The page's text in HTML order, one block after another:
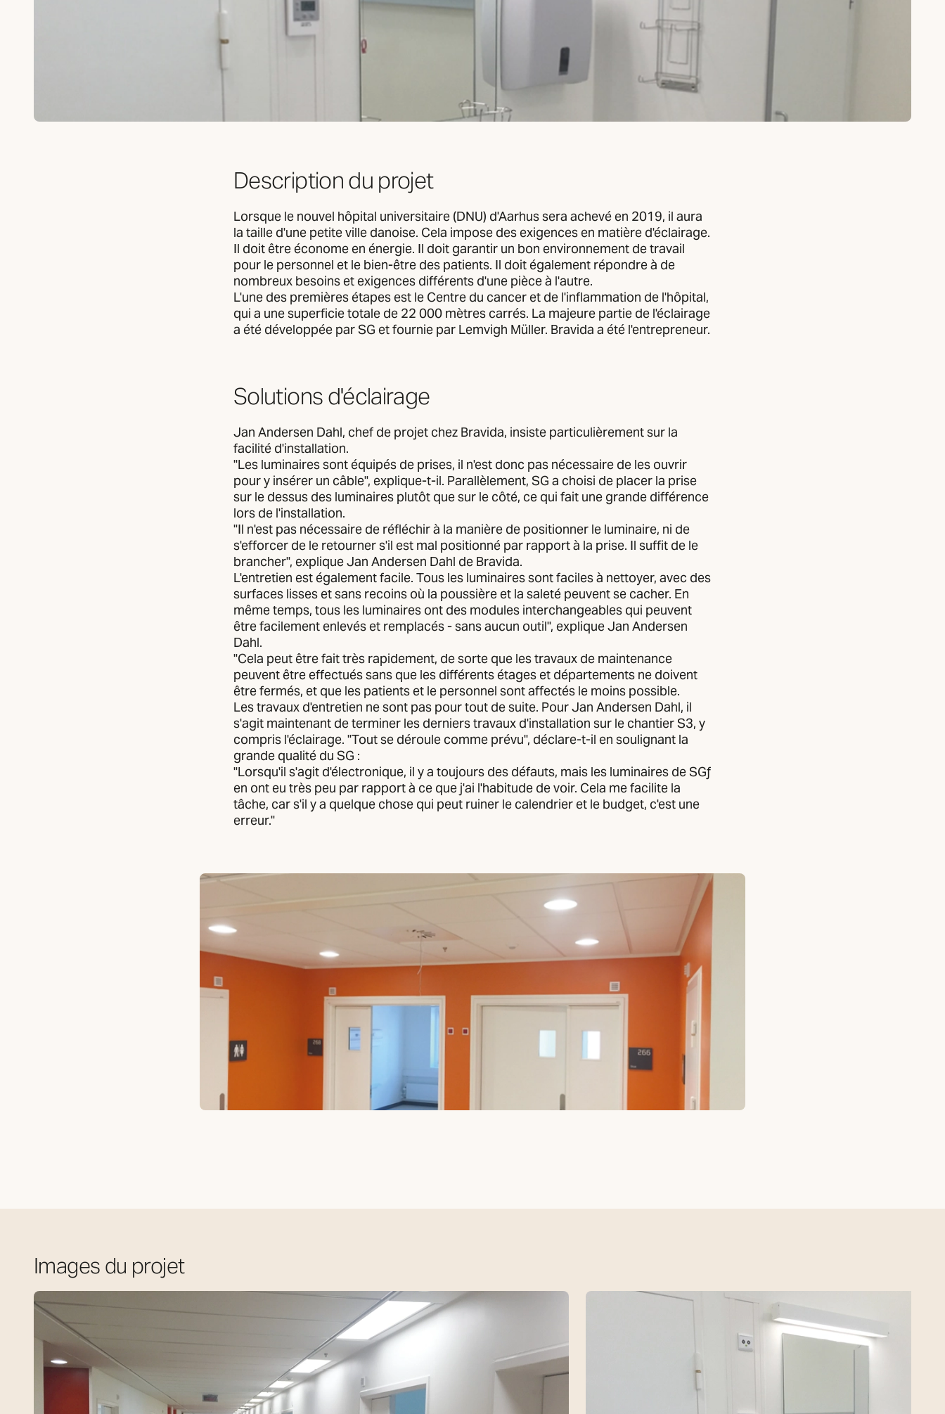
Description du projet
Lorsque le nouvel hôpital universitaire (DNU) d'Aarhus sera achevé en 2019, il aura
la taille d'une petite ville danoise. Cela impose des exigences en matière d'éclairage.
Il doit être économe en énergie. Il doit garantir un bon environnement de travail
pour le personnel et le bien-être des patients. Il doit également répondre à de
nombreux besoins et exigences différents d'une pièce à l'autre.
L'une des premières étapes est le Centre du cancer et de l'inflammation de l'hôpital,
qui a une superficie totale de 22 000 mètres carrés. La majeure partie de l'éclairage
a été développée par SG et fournie par Lemvigh Müller. Bravida a été l'entrepreneur.
Solutions d'éclairage
Jan Andersen Dahl, chef de projet chez Bravida, insiste particulièrement sur la
facilité d'installation.
"Les luminaires sont équipés de prises, il n'est donc pas nécessaire de les ouvrir
pour y insérer un câble", explique-t-il. Parallèlement, SG a choisi de placer la prise
sur le dessus des luminaires plutôt que sur le côté, ce qui fait une grande différence
lors de l'installation.
"Il n'est pas nécessaire de réfléchir à la manière de positionner le luminaire, ni de
s'efforcer de le retourner s'il est mal positionné par rapport à la prise. Il suffit de le
brancher", explique Jan Andersen Dahl de Bravida.
L'entretien est également facile. Tous les luminaires sont faciles à nettoyer, avec des
surfaces lisses et sans recoins où la poussière et la saleté peuvent se cacher. En
même temps, tous les luminaires ont des modules interchangeables qui peuvent
être facilement enlevés et remplacés - sans aucun outil", explique Jan Andersen
Dahl.
"Cela peut être fait très rapidement, de sorte que les travaux de maintenance
peuvent être effectués sans que les différents étages et départements ne doivent
être fermés, et que les patients et le personnel sont affectés le moins possible.
Les travaux d'entretien ne sont pas pour tout de suite. Pour Jan Andersen Dahl, il
s'agit maintenant de terminer les derniers travaux d'installation sur le chantier S3, y
compris l'éclairage. "Tout se déroule comme prévu", déclare-t-il en soulignant la
grande qualité du SG :
"Lorsqu'il s'agit d'électronique, il y a toujours des défauts, mais les luminaires de SGƒ
en ont eu très peu par rapport à ce que j'ai l'habitude de voir. Cela me facilite la
tâche, car s'il y a quelque chose qui peut ruiner le calendrier et le budget, c'est une
erreur."
Images du projet